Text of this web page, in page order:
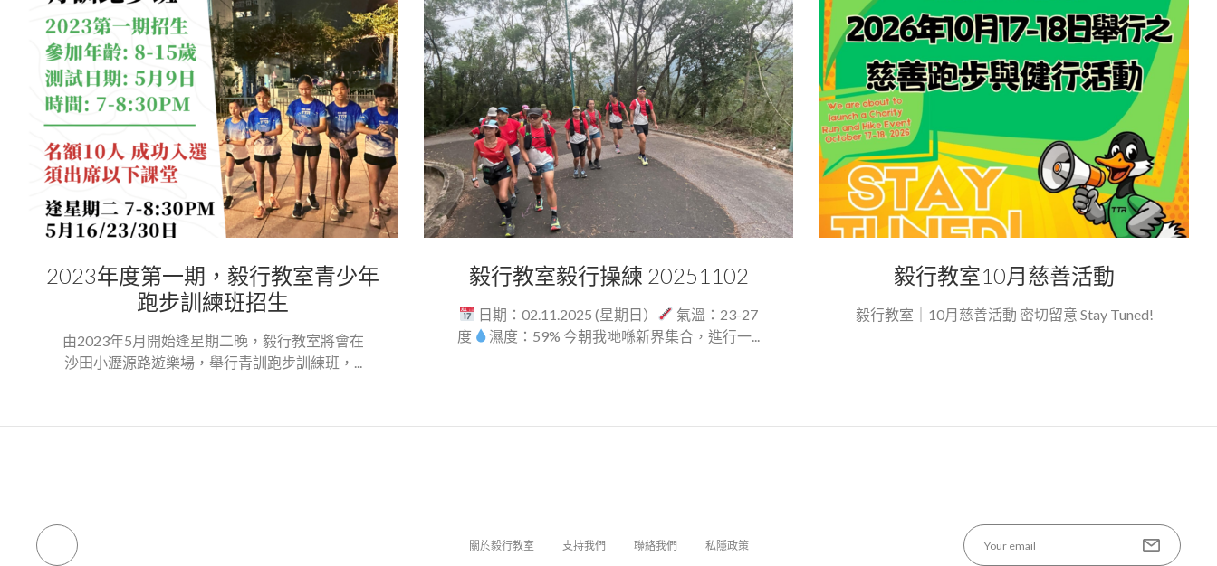
2023年度第一期，毅行教室青少年
跑步訓練班招生
由2023年5月開始逢星期二晚，毅行教室將會在
沙田小瀝源路遊樂場，舉行青訓跑步訓練班，...
毅行教室毅行操練 20251102
日期：02.11.2025 (星期日）
氣溫：23-27
度
濕度：59% 今朝我哋喺新界集合，進行一...
毅行教室10月慈善活動
毅行教室｜10月慈善活動 密切留意 Stay Tuned!
關於毅行教室 支持我們 聯絡我們 私隱政策